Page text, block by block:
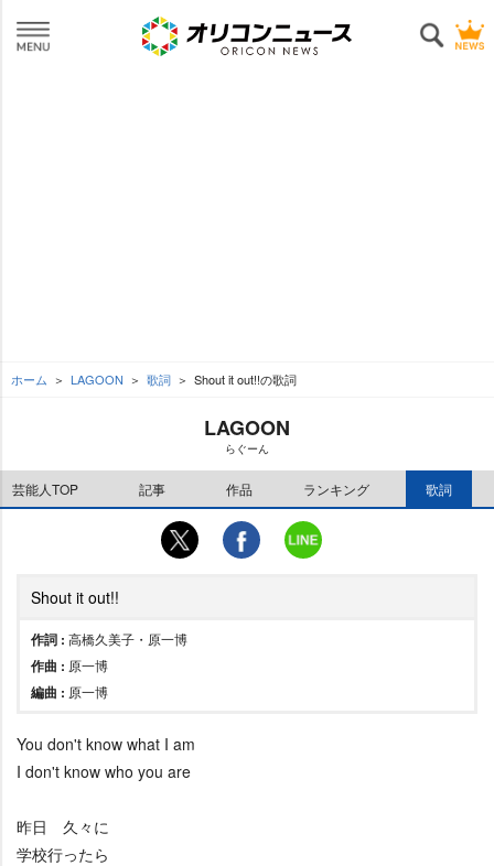
ホーム LAGOON 歌詞 Shout it out!!の歌詞
LAGOON
らぐーん
芸能人TOP 記事 作品 ランキング 歌詞
Shout it out!!
作詞 : 高橋久美子・原一博
作曲 : 原一博
編曲 : 原一博
You don't know what I am
I don't know who you are
昨日 久々に
学校行ったら